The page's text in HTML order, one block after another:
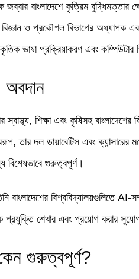
জব্বার বাংলাদেশে কৃত্রিম
বিজ্ঞান ও প্রকৌশল বিভাগের অধ্যাপক
ভাষা প্রক্রিয়াকরণ এবং
স্বাস্থ্য, শিক্ষা এবং কৃষিসহ
তার দল ডায়াবেটিস এবং
বিশেষভাবে গুরুত্বপূর্ণ।
বাংলাদেশের বিশ্ববিদ্যালয়গুলিতে AI-
প্রযুক্তি শেখার এবং প্রয়োগ করার
গুরুত্বপূর্ণ?